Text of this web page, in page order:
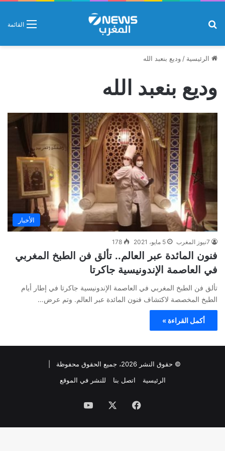
القائمة
الرئيسية / وديع بنعبد الله
وديع بنعبد الله
الأخبار
7نيوز المغرب 5 مايو، 2021 178
فنون المائدة عبر العالم.. تألق فن الطبخ المغربي
في العاصمة الإندونيسية جاكرتا
تألق فن الطبخ المغربي في العاصمة الإندونيسية جاكرتا في إطار أيام
الطبخ المخصصة لاكتشاف فنون المائدة عبر العالم. وتم عرض…
أكمل القراءة »
© حقوق النشر 2026، جميع الحقوق محفوظة |
الرئيسية
اتصل بنا للنشر في الموقع
فيسبوك